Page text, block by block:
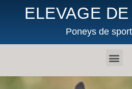
ELEVAGE
Poneys de